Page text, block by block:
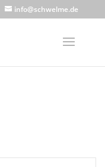
info@schwelme.de